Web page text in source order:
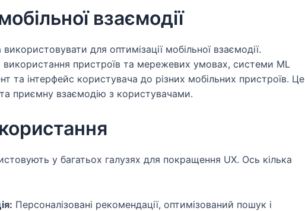
взаємодії
для оптимізації мобільної взаємодії.
пристроїв та мережевих умовах, системи ML
та інтерфейс користувача до різних мобільних пристроїв. Це
приємну взаємодію з користувачами.
у багатьох галузях для покращення UX. Ось кілька
Персоналізовані рекомендації, оптимізований пошук і